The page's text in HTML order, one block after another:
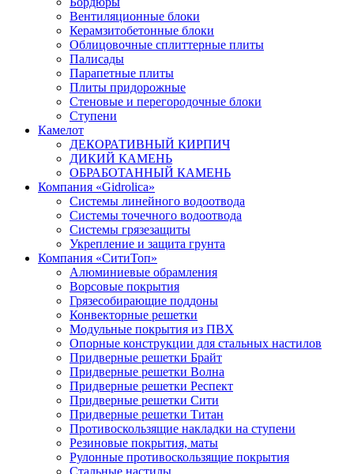
Вентиляционные блоки
Керамзитобетонные блоки
Облицовочные сплиттерные плиты
Палисады
Парапетные плиты
Плиты придорожные
Стеновые и перегородочные блоки
Ступени
Камелот
ДЕКОРАТИВНЫЙ КИРПИЧ
ДИКИЙ КАМЕНЬ
ОБРАБОТАННЫЙ КАМЕНЬ
Компания «Gidrolica»
Системы линейного водоотвода
Системы точечного водоотвода
Системы грязезащиты
Укрепление и защита грунта
Компания «СитиТоп»
Алюминиевые обрамления
Ворсовые покрытия
Грязесобирающие поддоны
Конвекторные решетки
Модульные покрытия из ПВХ
Опорные конструкции для стальных настилов
Придверные решетки Брайт
Придверные решетки Волна
Придверные решетки Респект
Придверные решетки Сити
Придверные решетки Титан
Противоскользящие накладки на ступени
Резиновые покрытия, маты
Рулонные противоскользящие покрытия
Стальные настилы